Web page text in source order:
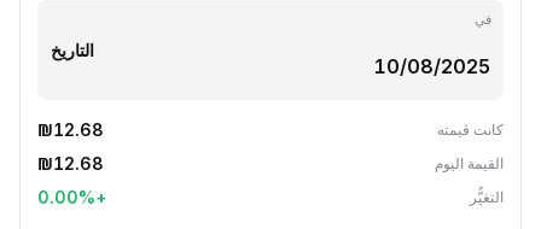
في
التاريخ
كانت قيمته ₪12.68
القيمة اليوم ₪12.68
التغيُّر +
0.00%